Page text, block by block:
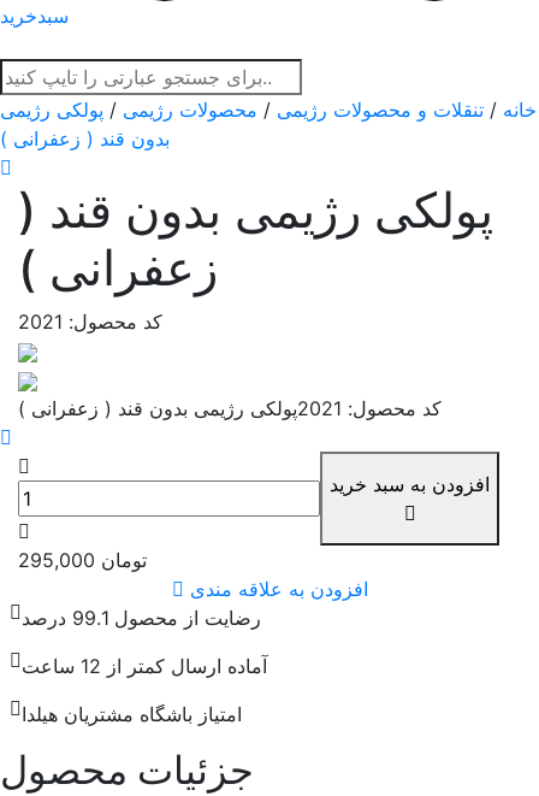
سبدخرید
خانه / تنقلات و محصولات رژیمی / محصولات رژیمی / پولکی رژیمی
بدون قند ( زعفرانی )
پولکی رژیمی بدون قند (
زعفرانی )
کد محصول: 2021
پولکی رژیمی بدون قند ( زعفرانی ) کد محصول: 2021
افزودن به سبد خرید
295,000 تومان
افزودن به علاقه مندی
رضایت از محصول 99.1 درصد
آماده ارسال کمتر از 12 ساعت
امتیاز باشگاه مشتریان هیلدا
جزئیات محصول